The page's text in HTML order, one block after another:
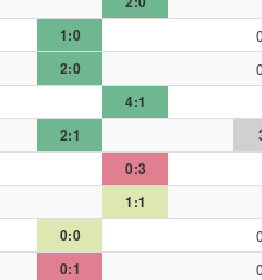
1:0
2:0
4:1
2:1
0:3
1:1
0:0
0:1